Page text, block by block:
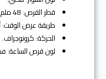
قطر القرص: 48 ملم.
طريقة عرض الوقت:
الحركة: كرونوجراف.
لون قرص الساعة: